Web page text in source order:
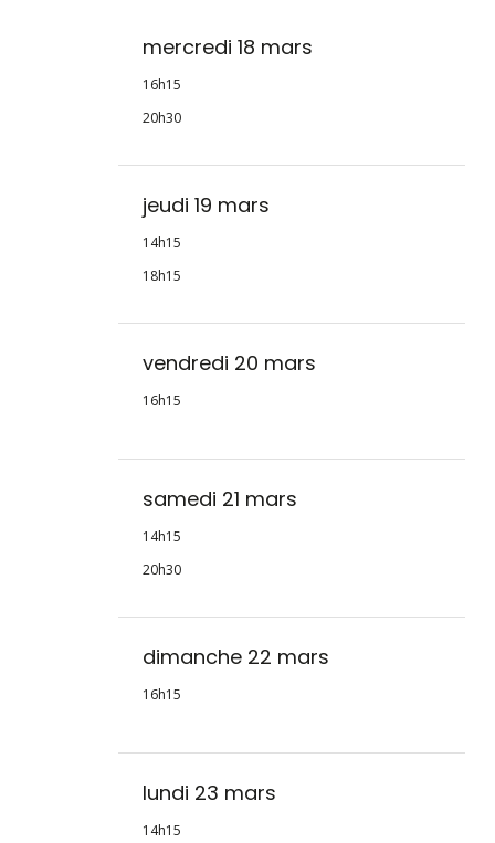
mercredi 18 mars
16h15
20h30
jeudi 19 mars
14h15
18h15
vendredi 20 mars
16h15
samedi 21 mars
14h15
20h30
dimanche 22 mars
16h15
lundi 23 mars
14h15